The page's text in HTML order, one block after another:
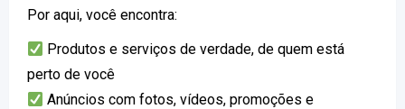
Por aqui, você encontra:
Produtos e serviços de verdade, de quem está
perto de você
Anúncios com fotos, vídeos, promoções e